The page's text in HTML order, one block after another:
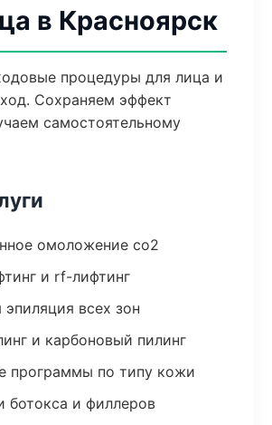
в Красноярск
процедуры для лица и
Сохраняем эффект
самостоятельному
омоложение co2
и rf-лифтинг
эпиляция всех зон
и карбоновый пилинг
программы по типу кожи
ботокса и филлеров